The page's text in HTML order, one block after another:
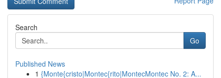
Search
Go
Published News
1 {Monte{cristo|Montec{rito|MontecMontec No. 2: A...